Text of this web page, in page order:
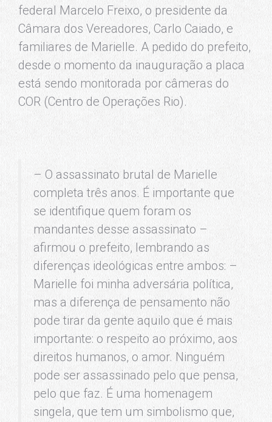
federal Marcelo Freixo, o presidente da
Câmara dos Vereadores, Carlo Caiado, e
familiares de Marielle. A pedido do prefeito,
desde o momento da inauguração a placa
está sendo monitorada por câmeras do
COR (Centro de Operações Rio).
– O assassinato brutal de Marielle
completa três anos. É importante que
se identifique quem foram os
mandantes desse assassinato –
afirmou o prefeito, lembrando as
diferenças ideológicas entre ambos: –
Marielle foi minha adversária política,
mas a diferença de pensamento não
pode tirar da gente aquilo que é mais
importante: o respeito ao próximo, aos
direitos humanos, o amor. Ninguém
pode ser assassinado pelo que pensa,
pelo que faz. É uma homenagem
singela, que tem um simbolismo que,